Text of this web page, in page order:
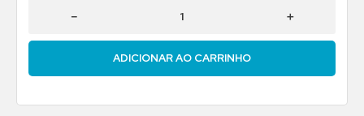
＋
－
ADICIONAR AO CARRINHO